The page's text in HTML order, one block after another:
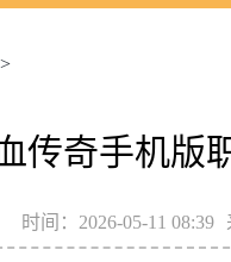
>
传奇手机版
时间：2026-05-11 08:39